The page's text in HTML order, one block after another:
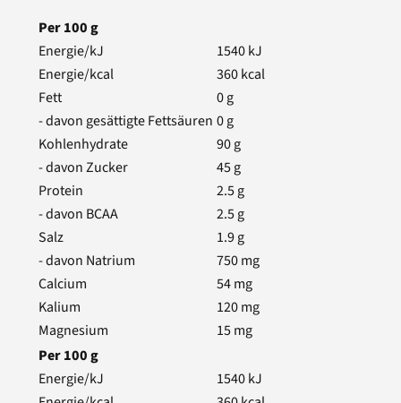
Per100g
Energie/kJ
1540kJ
Energie/kcal
360kcal
Fett
0g
- davon gesättigte Fettsäuren 0g
Kohlenhydrate
90g
- davon Zucker
45g
Protein
2.5g
- davon BCAA
2.5g
Salz
1.9g
- davon Natrium
750mg
Calcium
54mg
Kalium
120mg
Magnesium
15mg
Per100g
Energie/kJ
1540kJ